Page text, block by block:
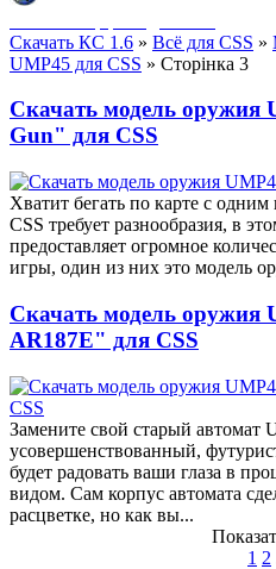
Скачать КС 1.6 » Всё для CSS »
UMP45 для CSS » Сторінка 3
Скачать модель оружия
Gun" для CSS
Хватит бегать по карте с
CSS требует разнообразия, в
предоставляет огромное
игры, один из них это модель
Скачать модель оружия
AR187E" для CSS
Замените свой старый автомат
усовершенствованный,
будет радовать ваши глаза в
видом. Сам корпус автомата
расцветке, но как вы...
1 2